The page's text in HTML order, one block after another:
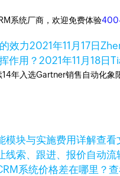
系统厂商，欢迎免费体验
效力2021年11月17日
作用？2021年11月18日
年入选Gartner销售自动化
查看